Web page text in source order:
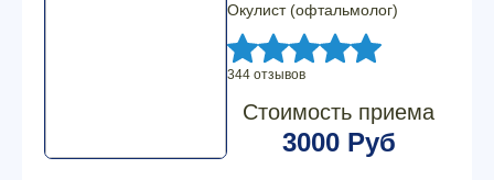
Окулист (офтальмолог)
344 отзывов
Стоимость приема
3000 Руб